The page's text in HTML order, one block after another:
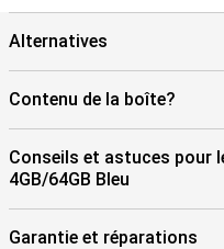
Alternatives
Contenu de la boîte?
Conseils et astuces pour
4GB/64GB Bleu
Garantie et réparations